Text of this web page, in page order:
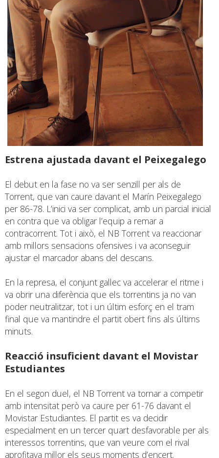
Estrena ajustada davant el Peixegalego
El debut en la fase no va ser senzill per als de
Torrent, que van caure davant el Marín Peixegalego
per 86-78. L’inici va ser complicat, amb un parcial inicial
en contra que va obligar l’equip a remar a
contracorrent. Tot i això, el NB Torrent va reaccionar
amb millors sensacions ofensives i va aconseguir
ajustar el marcador abans del descans.
En la represa, el conjunt gallec va accelerar el ritme i
va obrir una diferència que els torrentins ja no van
poder neutralitzar, tot i un últim esforç en el tram
final que va mantindre el partit obert fins als últims
minuts.
Reacció insuficient davant el Movistar
Estudiantes
En el segon duel, el NB Torrent va tornar a competir
amb intensitat però va caure per 61-76 davant el
Movistar Estudiantes. El partit es va decidir
especialment en un tercer quart desfavorable per als
interessos torrentins, que van veure com el rival
aprofitava millor els seus moments d’encert.